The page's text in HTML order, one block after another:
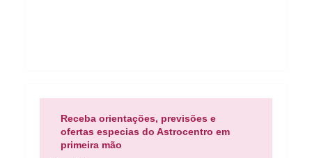
Receba orientações, previsões e
ofertas especias do Astrocentro em
primeira mão